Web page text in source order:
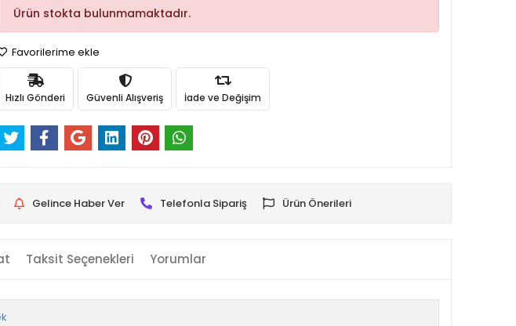
Ürün stokta bulunmamaktadır.
Favorilerime ekle
Hızlı Gönderi Güvenli Alışveriş İade ve Değişim
Gelince Haber Ver Telefonla Sipariş Ürün Önerileri
Taksit Seçenekleri Yorumlar